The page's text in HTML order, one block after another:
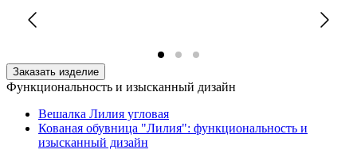
Заказать изделие
Функциональность и изысканный дизайн
Вешалка Лилия угловая
Кованая обувница "Лилия": функциональность и
изысканный дизайн